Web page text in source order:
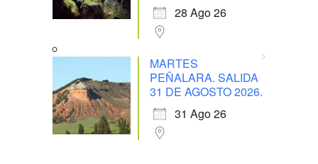
28 Ago 26
MARTES
PEÑALARA. SALIDA
31 DE AGOSTO 2026.
31 Ago 26